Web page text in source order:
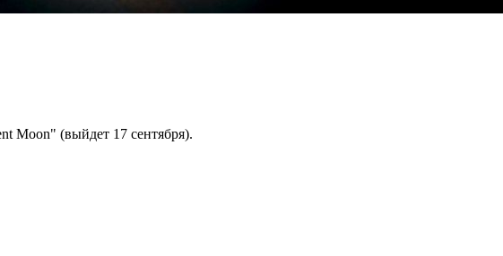
Moon" (выйдет 17 сентября).